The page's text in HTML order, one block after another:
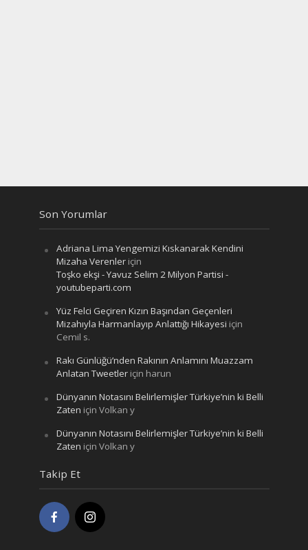
Son Yorumlar
Adriana Lima Yengemizi Kıskanarak Kendini
Mizaha Verenleriçin
Toşko ekşi - Yavuz Selim 2 Milyon Partisi -
youtubeparti.com
Yüz Felci Geçiren Kızın Başından Geçenleri
Mizahıyla Harmanlayıp Anlattığı Hikayesi için
Cemil s.
Rakı Günlüğü’nden Rakının Anlamını Muazzam
Anlatan Tweetleriçin harun
Dünyanın Notasını Belirlemişler Türkiye’nin ki Belli
Zaten için Volkan y
Dünyanın Notasını Belirlemişler Türkiye’nin ki Belli
Zaten için Volkan y
Takip Et